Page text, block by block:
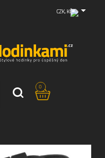
CZK, KČ
0